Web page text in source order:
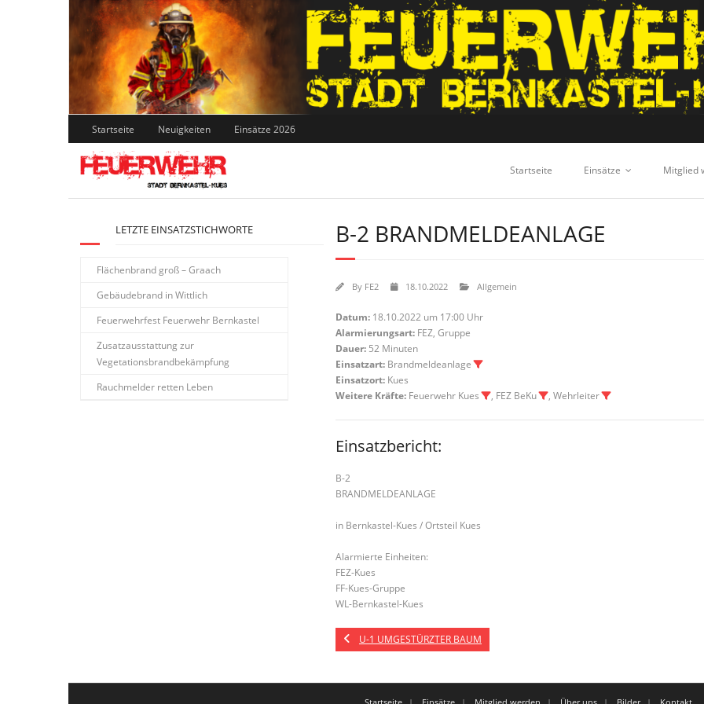
Skip
to
content
Startseite Neuigkeiten Einsätze 2026
Startseite Einsätze Mitglied
B-2 BRANDMELDEANLAGE
By FE2 18.10.2022 Allgemein
Datum: 18.10.2022 um 17:00 Uhr
Alarmierungsart: FEZ, Gruppe
Dauer: 52 Minuten
Einsatzart: Brandmeldeanlage
Einsatzort: Kues
Weitere Kräfte: Feuerwehr Kues , FEZ BeKu , Wehrleiter
Einsatzbericht:
B-2
BRANDMELDEANLAGE
in Bernkastel-Kues / Ortsteil Kues
Alarmierte Einheiten:
FEZ-Kues
FF-Kues-Gruppe
WL-Bernkastel-Kues
U-1 UMGESTÜRZTER BAUM
LETZTE EINSATZSTICHWORTE
Flächenbrand groß – Graach
Gebäudebrand in Wittlich
Feuerwehrfest Feuerwehr Bernkastel
Zusatzausstattung zur
Vegetationsbrandbekämpfung
Rauchmelder retten Leben